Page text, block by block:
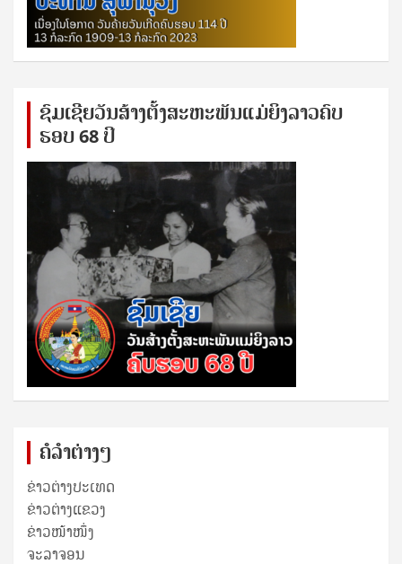
ຊົ​ມ​ເຊີຍ​ວັນ​ສ້າງ​ຕັ້ງ​ສະ​ຫະ​ພັນ​ແມ່​ຍິງ​​ລາວຄົບ​
ຮອບ 68 ປິ
ຄໍລຳຕ່າງໆ
ຂ່າວຕ່າງປະເທດ
ຂ່າວ​ຕ່າງ​ແຂວງ
ຂ່າວໜ້າໜຶ່ງ
ຈະລາຈອນ